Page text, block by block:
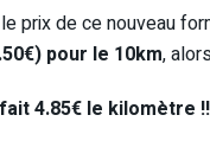
prix de ce nouveau
pour le 10km,
4.85€ le kilomètre